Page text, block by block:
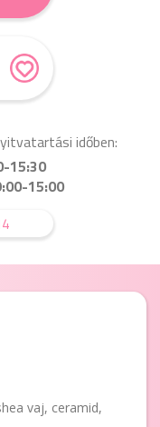
időben:
15:30
15:00
vaj, ceramid,